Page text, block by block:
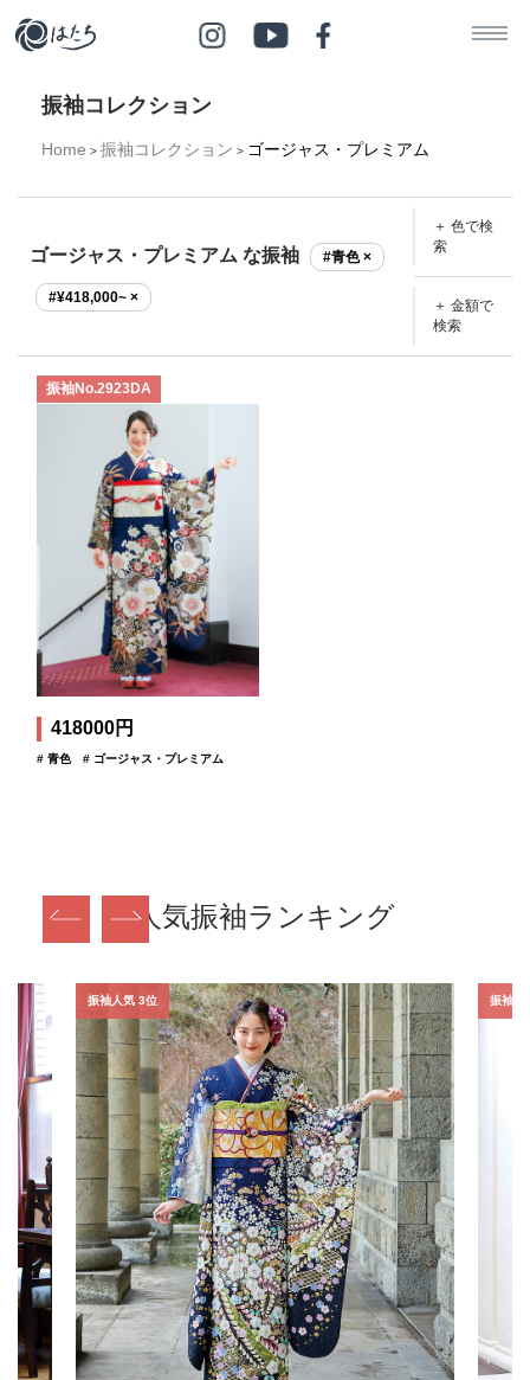
振袖コレクション
Home > 振袖コレクション > ゴージャス・プレミアム
ゴージャス・プレミアム な振袖 #青色 ×
#¥418,000~ ×
＋ 色で検
索
＋ 金額で
検索
振袖No.2923DA
418000円
# 青色 # ゴージャス・プレミアム
人気振袖ランキング
振袖人気 3位 振袖人